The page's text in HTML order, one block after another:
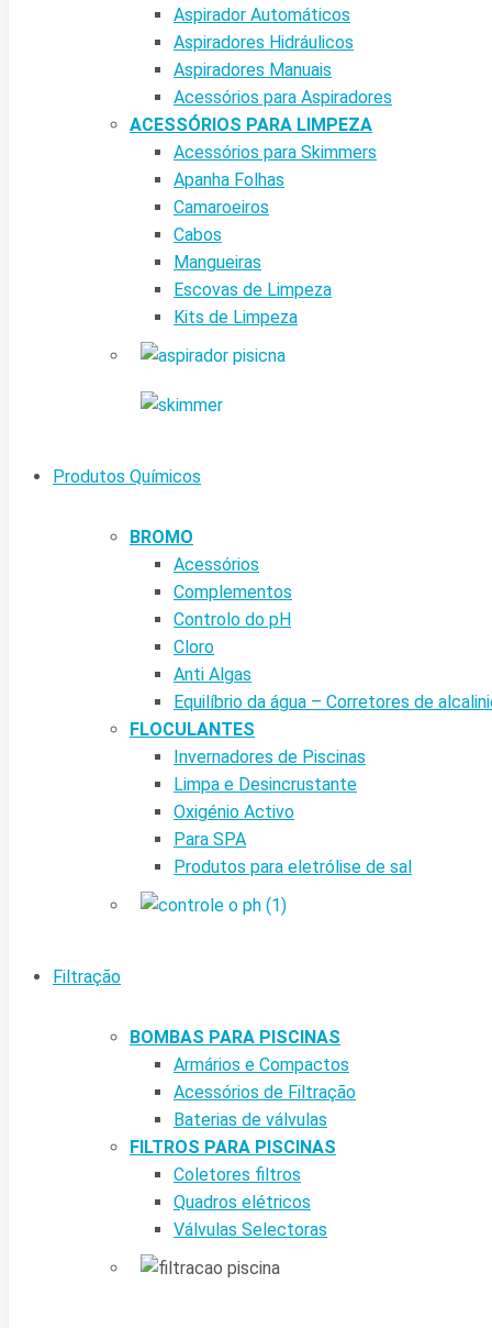
Aspirador Automáticos
Aspiradores Hidráulicos
Aspiradores Manuais
Acessórios para Aspiradores
ACESSÓRIOS PARA LIMPEZA
Acessórios para Skimmers
Apanha Folhas
Camaroeiros
Cabos
Mangueiras
Escovas de Limpeza
Kits de Limpeza
Produtos Químicos
BROMO
Acessórios
Complementos
Controlo do pH
Cloro
Anti Algas
Equilíbrio da água – Corretores de
FLOCULANTES
Invernadores de Piscinas
Limpa e Desincrustante
Oxigénio Activo
Para SPA
Produtos para eletrólise de sal
Filtração
BOMBAS PARA PISCINAS
Armários e Compactos
Acessórios de Filtração
Baterias de válvulas
FILTROS PARA PISCINAS
Coletores filtros
Quadros elétricos
Válvulas Selectoras